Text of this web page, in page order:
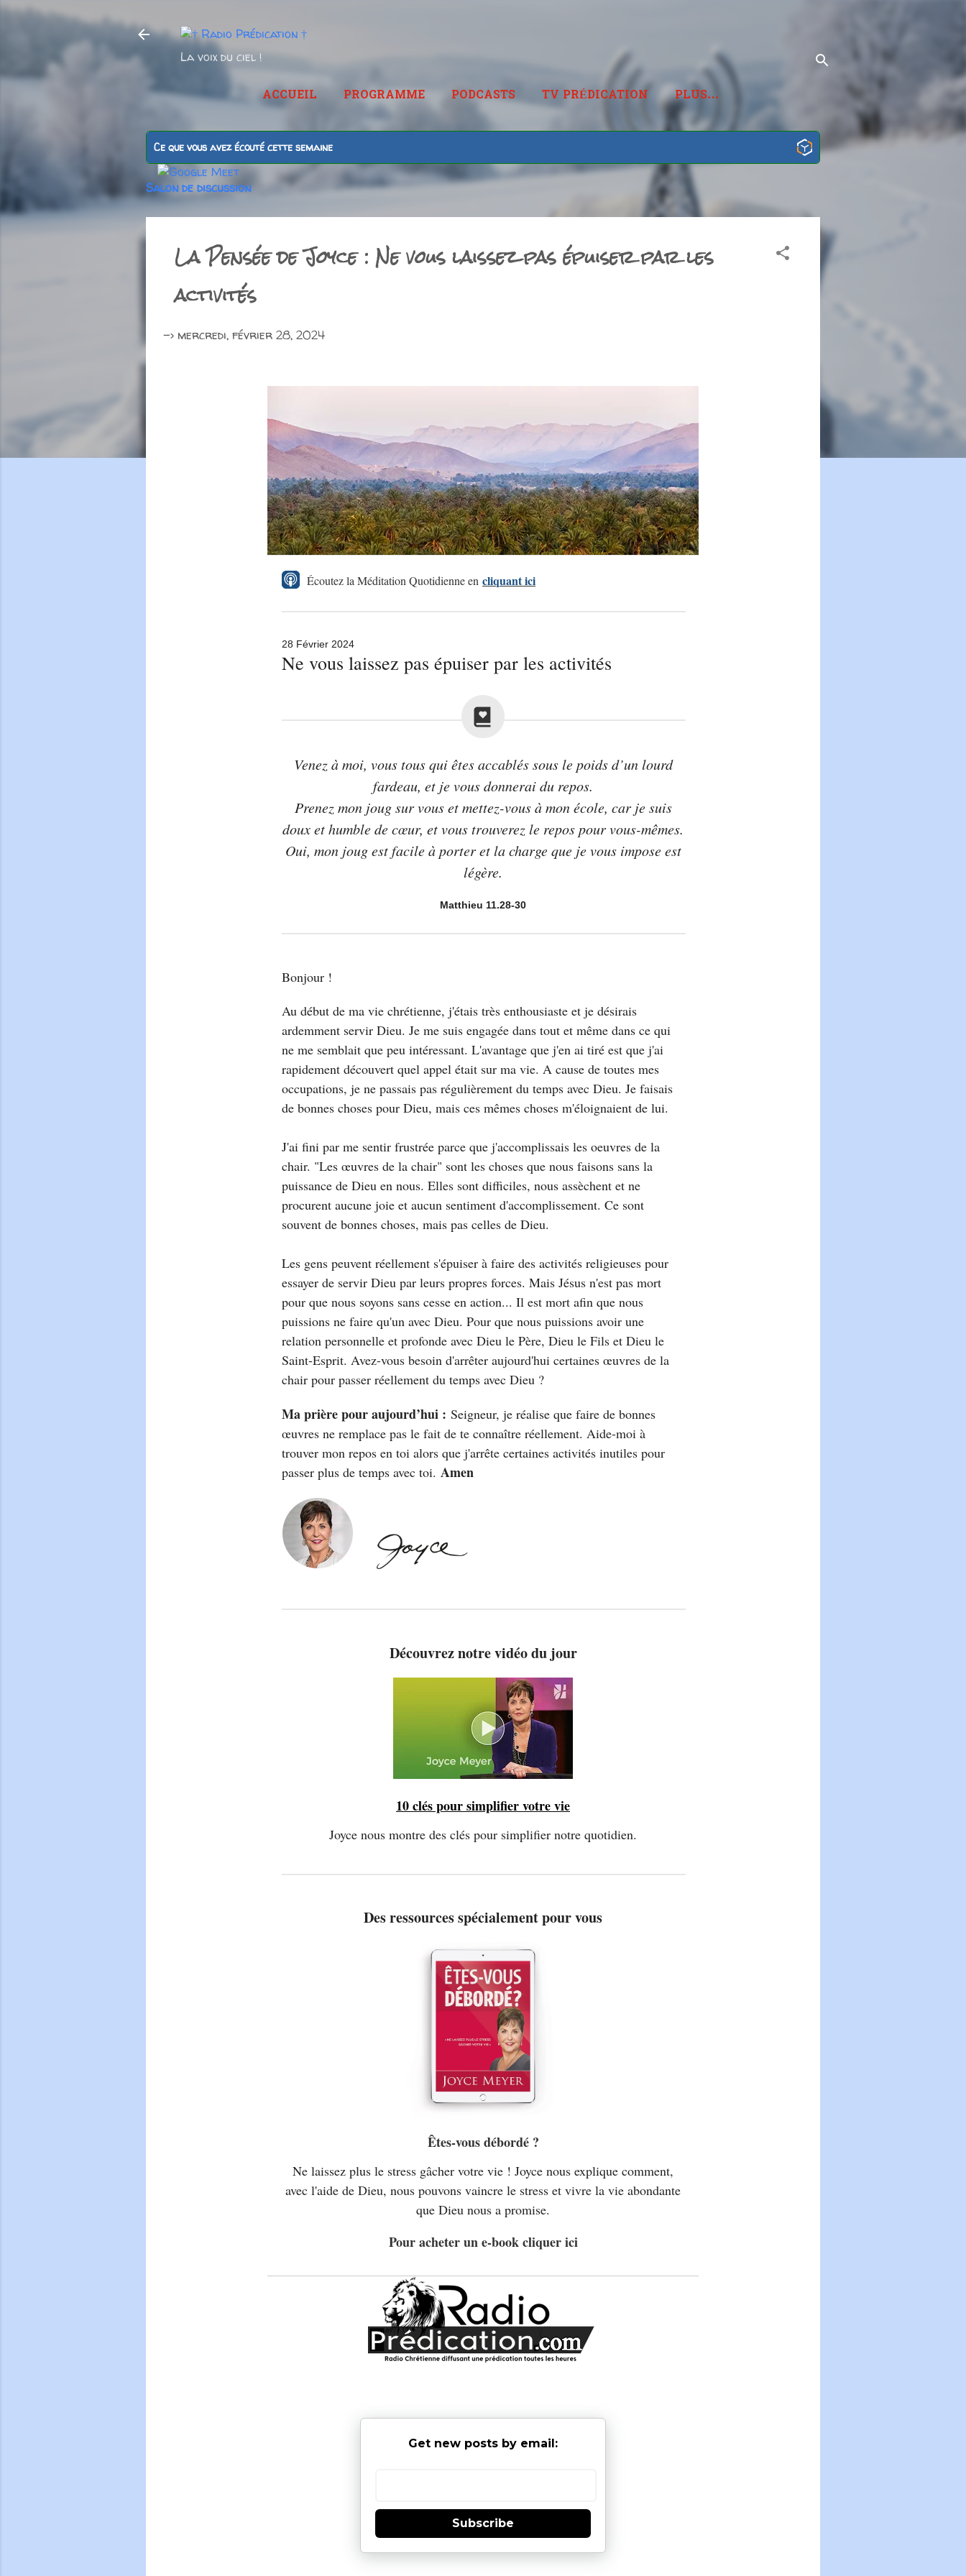
La voix du ciel !
ACCUEIL PROGRAMME PODCASTS TV PRÉDICATION PLUS…
RADIOPREDICATION.FR
Ce que vous avez écouté cette semaine
Salon de discussion
La Pensée de Joyce : Ne vous laissez pas épuiser par les
activités
-> mercredi, février 28, 2024
Écoutez la Méditation Quotidienne en cliquant ici
28 Février 2024
Ne vous laissez pas épuiser par les activités
Venez à moi, vous tous qui êtes accablés sous le poids d’un lourd
fardeau, et je vous donnerai du repos.
Prenez mon joug sur vous et mettez-vous à mon école, car je suis
doux et humble de cœur, et vous trouverez le repos pour vous-mêmes.
Oui, mon joug est facile à porter et la charge que je vous impose est
légère.
Matthieu 11.28-30
Bonjour !
Au début de ma vie chrétienne, j'étais très enthousiaste et je désirais
ardemment servir Dieu. Je me suis engagée dans tout et même dans ce qui
ne me semblait que peu intéressant. L'avantage que j'en ai tiré est que j'ai
rapidement découvert quel appel était sur ma vie. A cause de toutes mes
occupations, je ne passais pas régulièrement du temps avec Dieu. Je faisais
de bonnes choses pour Dieu, mais ces mêmes choses m'éloignaient de lui.
J'ai fini par me sentir frustrée parce que j'accomplissais les oeuvres de la
chair. "Les œuvres de la chair" sont les choses que nous faisons sans la
puissance de Dieu en nous. Elles sont difficiles, nous assèchent et ne
procurent aucune joie et aucun sentiment d'accomplissement. Ce sont
souvent de bonnes choses, mais pas celles de Dieu.
Les gens peuvent réellement s'épuiser à faire des activités religieuses pour
essayer de servir Dieu par leurs propres forces. Mais Jésus n'est pas mort
pour que nous soyons sans cesse en action... Il est mort afin que nous
puissions ne faire qu'un avec Dieu. Pour que nous puissions avoir une
relation personnelle et profonde avec Dieu le Père, Dieu le Fils et Dieu le
Saint-Esprit. Avez-vous besoin d'arrêter aujourd'hui certaines œuvres de la
chair pour passer réellement du temps avec Dieu ?
Ma prière pour aujourd’hui : Seigneur, je réalise que faire de bonnes
œuvres ne remplace pas le fait de te connaître réellement. Aide-moi à
trouver mon repos en toi alors que j'arrête certaines activités inutiles pour
passer plus de temps avec toi. Amen
Découvrez notre vidéo du jour
10 clés pour simplifier votre vie
Joyce nous montre des clés pour simplifier notre quotidien.
Des ressources spécialement pour vous
Êtes-vous débordé ?
Ne laissez plus le stress gâcher votre vie ! Joyce nous explique comment,
avec l'aide de Dieu, nous pouvons vaincre le stress et vivre la vie abondante
que Dieu nous a promise.
Pour acheter un e-book cliquer ici
Get new posts by email:
Subscribe